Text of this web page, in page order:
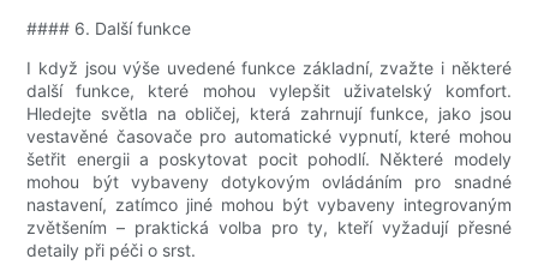
#### 6. Další funkce
I když jsou výše uvedené funkce základní, zvažte i některé
další funkce, které mohou vylepšit uživatelský komfort.
Hledejte světla na obličej, která zahrnují funkce, jako jsou
vestavěné časovače pro automatické vypnutí, které mohou
šetřit energii a poskytovat pocit pohodlí. Některé modely
mohou být vybaveny dotykovým ovládáním pro snadné
nastavení, zatímco jiné mohou být vybaveny integrovaným
zvětšením – praktická volba pro ty, kteří vyžadují přesné
detaily při péči o srst.